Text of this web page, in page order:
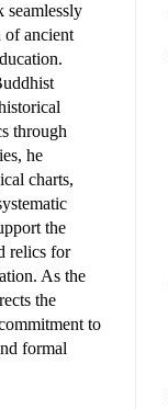
of ancient
through
he
charts,
the
relics for
As the
the
to
formal